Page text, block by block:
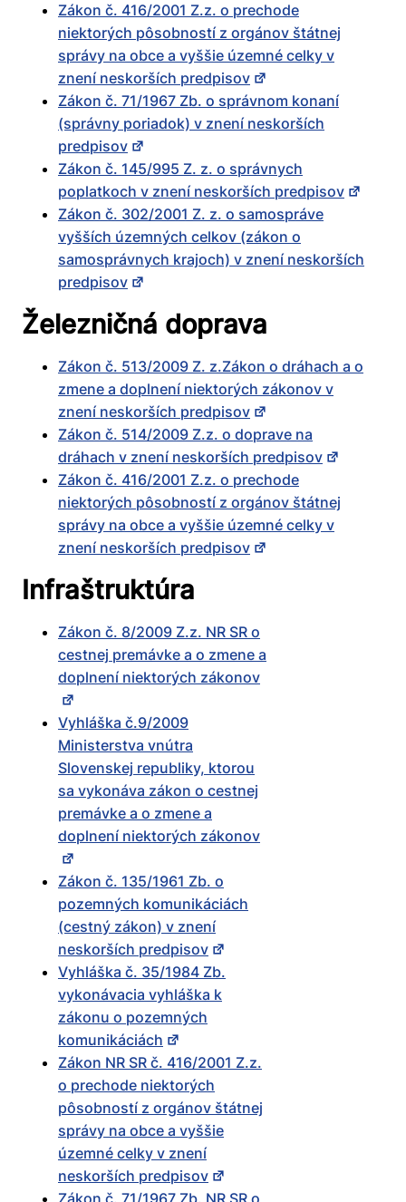
Zákon č. 416/2001 Z.z. o prechode
niektorých pôsobností z orgánov štátnej
správy na obce a vyššie územné celky v
znení neskorších predpisov
Zákon č. 71/1967 Zb. o správnom konaní
(správny poriadok) v znení neskorších
predpisov
Zákon č. 145/995 Z. z. o správnych
poplatkoch v znení neskorších predpisov
Zákon č. 302/2001 Z. z. o samospráve
vyšších územných celkov (zákon o
samosprávnych krajoch) v znení neskorších
predpisov
Železničná doprava
Zákon č. 513/2009 Z. z.Zákon o dráhach a o
zmene a doplnení niektorých zákonov v
znení neskorších predpisov
Zákon č. 514/2009 Z.z. o doprave na
dráhach v znení neskorších predpisov
Zákon č. 416/2001 Z.z. o prechode
niektorých pôsobností z orgánov štátnej
správy na obce a vyššie územné celky v
znení neskorších predpisov
Infraštruktúra
Zákon č. 8/2009 Z.z. NR SR o
cestnej premávke a o zmene a
doplnení niektorých zákonov
Vyhláška č.9/2009
Ministerstva vnútra
Slovenskej republiky, ktorou
sa vykonáva zákon o cestnej
premávke a o zmene a
doplnení niektorých zákonov
Zákon č. 135/1961 Zb. o
pozemných komunikáciách
(cestný zákon) v znení
neskorších predpisov
Vyhláška č. 35/1984 Zb.
vykonávacia vyhláška k
zákonu o pozemných
komunikáciách
Zákon NR SR č. 416/2001 Z.z.
o prechode niektorých
pôsobností z orgánov štátnej
správy na obce a vyššie
územné celky v znení
neskorších predpisov